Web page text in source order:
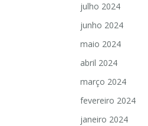
julho 2024
junho 2024
maio 2024
abril 2024
março 2024
fevereiro 2024
janeiro 2024